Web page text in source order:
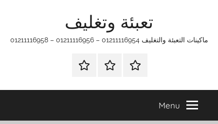
تعبئة وتغليف
ماكينات التعبئة والتغليف 01211116954 – 01211116956 – 01211116958
الرئيسيةماكينات
وتغليف
اتـصـل
في
التي
Menu